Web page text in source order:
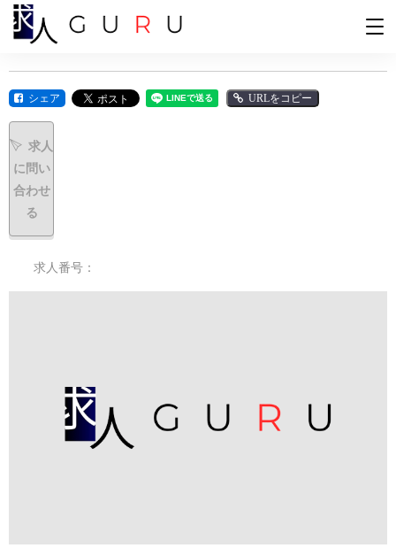
シェア URLをコピー
求人
に問い
合わせ
る
求人番号：